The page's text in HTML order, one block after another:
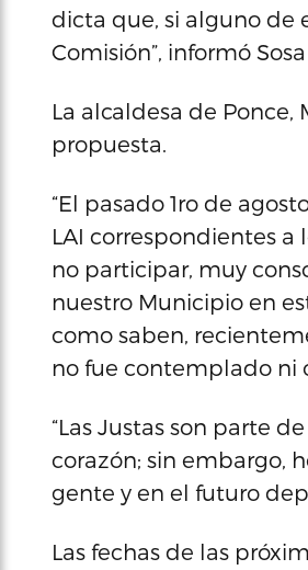
dicta que, si alguno de
Comisión”, informó
La alcaldesa de Ponce,
propuesta.
“El pasado 1ro de
LAI correspondientes a
no participar, muy
nuestro Municipio en
como saben,
no fue contemplado ni
“Las Justas son parte
corazón; sin embargo,
gente y en el futuro
Las fechas de las